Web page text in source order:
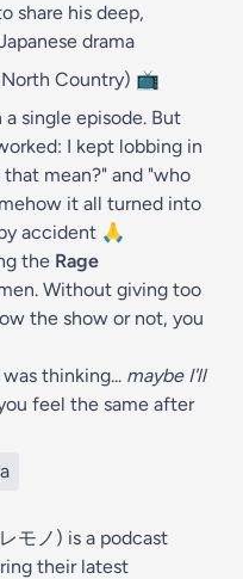
share his deep,
drama
Country) 📺
single episode. But
I kept lobbing in
mean?" and "who
it all turned into
accident 🙏
the Rage
Without giving too
the show or not, you
thinking... maybe I'll
feel the same after
モノ) is a podcast
their latest